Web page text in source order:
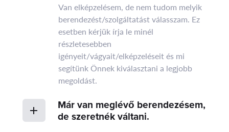
Van elképzelésem, de nem tudom melyik
berendezést/szolgáltatást válasszam. Ez
esetben kérjük írja le minél
részletesebben
igényeit/vágyait/elképzeléseit és mi
segítünk Önnek kiválasztani a legjobb
megoldást.
Már van meglévő berendezésem,
de szeretnék váltani.